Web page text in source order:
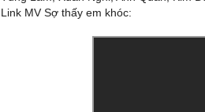
Link MV Sợ thấy em khóc: